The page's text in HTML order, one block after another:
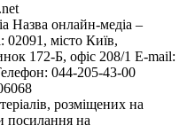
Назва онлайн-медіа –
02091, місто Київ,
172-Б, офіс 208/1 E-mail:
044-205-43-00
розміщених на
посилання на